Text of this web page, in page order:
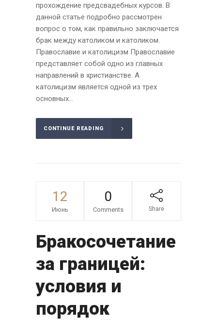
прохождение предсвадебных курсов. В
данной статье подробно рассмотрен
вопрос о том, как правильно заключается
брак между католиком и католиком.
Православие и католицизм Православие
представляет собой одно из главных
направлений в христианстве. А
католицизм является одной из трех
основных...
CONTINUE READING
12
Июнь
0
Comments Share
Бракосочетание
за границей:
условия и
порядок